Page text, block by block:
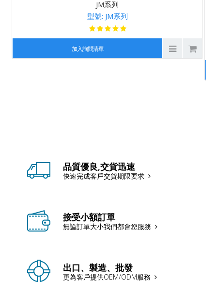
JM系列
型號: JM系列
加入詢問清單
品質優良,交貨迅速
快速完成客戶交貨期限要求
接受小額訂單
無論訂單大小我們都會您服務
出口、製造、批發
更為客戶提供OEM/ODM服務